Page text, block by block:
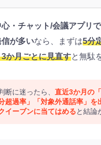
心・チャット/会議アプリ
が多いなら、まずは5分
か月ごとに見直すと無駄
断に迷ったら、 直近3か月の
超過率」「対象外通話率」を
イーブンに当てはめると結論